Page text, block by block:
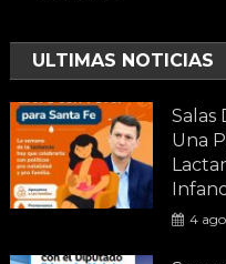
ULTIMAS NOTICIAS
Salas
Una
4